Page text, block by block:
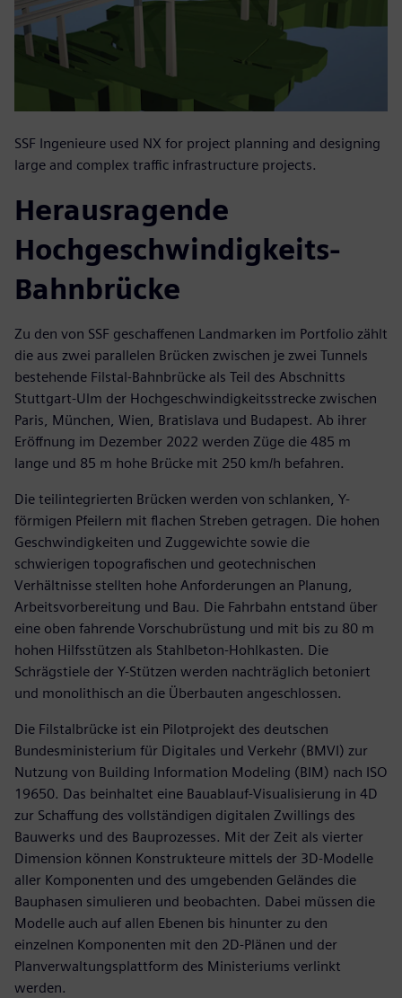
SSF Ingenieure used NX for project planning and designing
large and complex traffic infrastructure projects.
Herausragende
Hochgeschwindigkeits-
Bahnbrücke
Zu den von SSF geschaffenen Landmarken im Portfolio zählt
die aus zwei parallelen Brücken zwischen je zwei Tunnels
bestehende Filstal-Bahnbrücke als Teil des Abschnitts
Stuttgart-Ulm der Hochgeschwindigkeitsstrecke zwischen
Paris, München, Wien, Bratislava und Budapest. Ab ihrer
Eröffnung im Dezember 2022 werden Züge die 485 m
lange und 85 m hohe Brücke mit 250 km/h befahren.
Die teilintegrierten Brücken werden von schlanken, Y-
förmigen Pfeilern mit flachen Streben getragen. Die hohen
Geschwindigkeiten und Zuggewichte sowie die
schwierigen topografischen und geotechnischen
Verhältnisse stellten hohe Anforderungen an Planung,
Arbeitsvorbereitung und Bau. Die Fahrbahn entstand über
eine oben fahrende Vorschubrüstung und mit bis zu 80 m
hohen Hilfsstützen als Stahlbeton-Hohlkasten. Die
Schrägstiele der Y-Stützen werden nachträglich betoniert
und monolithisch an die Überbauten angeschlossen.
Die Filstalbrücke ist ein Pilotprojekt des deutschen
Bundesministerium für Digitales und Verkehr (BMVI) zur
Nutzung von Building Information Modeling (BIM) nach ISO
19650. Das beinhaltet eine Bauablauf-Visualisierung in 4D
zur Schaffung des vollständigen digitalen Zwillings des
Bauwerks und des Bauprozesses. Mit der Zeit als vierter
Dimension können Konstrukteure mittels der 3D-Modelle
aller Komponenten und des umgebenden Geländes die
Bauphasen simulieren und beobachten. Dabei müssen die
Modelle auch auf allen Ebenen bis hinunter zu den
einzelnen Komponenten mit den 2D-Plänen und der
Planverwaltungsplattform des Ministeriums verlinkt
werden.